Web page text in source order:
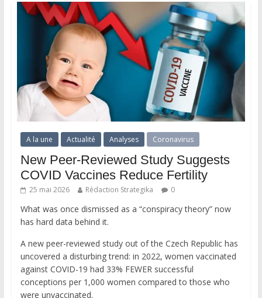
A la une Actualité Analyses Coronavirus
New Peer-Reviewed Study Suggests
COVID Vaccines Reduce Fertility
25 mai 2026 Rédaction Strategika 0
What was once dismissed as a “conspiracy theory” now
has hard data behind it.
A new peer-reviewed study out of the Czech Republic has
uncovered a disturbing trend: in 2022, women vaccinated
against COVID-19 had 33% FEWER successful
conceptions per 1,000 women compared to those who
were unvaccinated.